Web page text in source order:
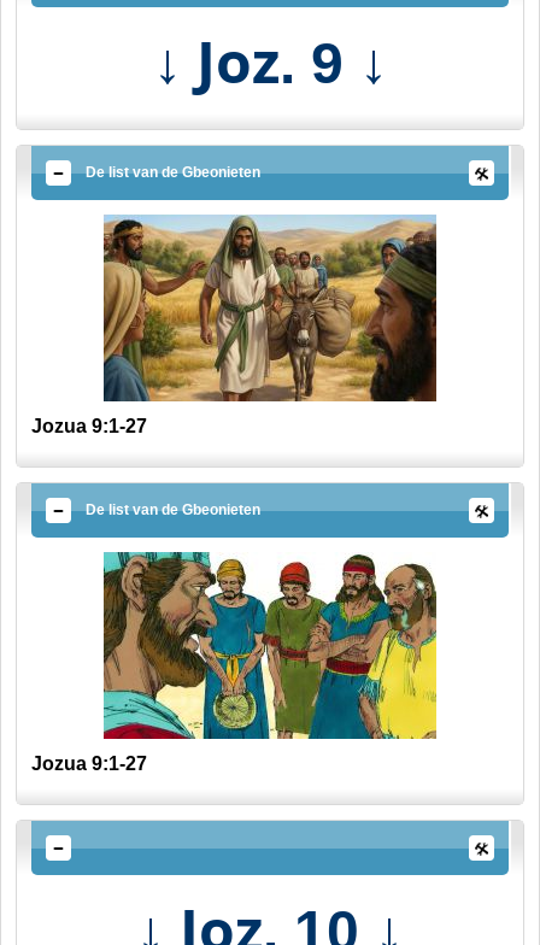
↓ Joz. 9 ↓
De list van de Gbeonieten
Jozua 9:1-27
De list van de Gbeonieten
Jozua 9:1-27
↓ Joz. 10 ↓